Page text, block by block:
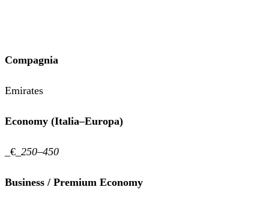
Compagnia
Emirates
Economy (Italia–Europa)
_€_ 250–450
Business / Premium Economy